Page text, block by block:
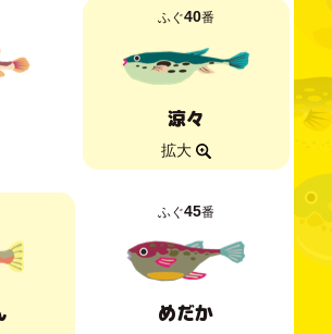
ふぐ40番
涼々
拡大
ふぐ45番
めだか